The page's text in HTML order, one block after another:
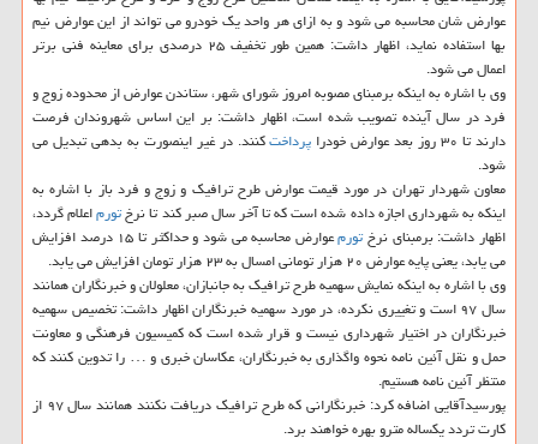
عوارض شان محاسبه می شود و به ازای هر واحد یك خودرو می تواند از این عوارض نیم
بها استفاده نماید، اظهار داشت: همین طور تخفیف ۲۵ درصدی برای معاینه فنی برتر
اعمال می شود.
وی با اشاره به اینكه برمبنای مصوبه امروز شورای شهر، ستاندن عوارض از محدوده زوج و
فرد در سال آینده تصویب شده است، اظهار داشت: بر این اساس شهروندان فرصت
دارند تا ۳۰ روز بعد عوارض خودرا
پرداختكنند. در غیر اینصورت به بدهی تبدیل می
شود.
معاون شهردار تهران در مورد قیمت عوارض طرح ترافیك و زوج و فرد باز با اشاره به
اینكه به شهرداری اجازه داده شده است كه تا آخر سال صبر كند تا نرختورماعلام گردد،
اظهار داشت: برمبنای نرختورم
عوارض محاسبه می شود و حداكثر تا ۱۵ درصد افزایش
می یابد، یعنی پایه عوارض ۲۰ هزار تومانی امسال به ۲۳ هزار تومان افزایش می یابد.
وی با اشاره به اینكه نمایش سهمیه طرح ترافیك به جانبازان، معلولان و خبرنگاران همانند
سال ۹۷ است و تغییری نكرده، در مورد سهمیه خبرنگاران اظهار داشت: تخصیص سهمیه
خبرنگاران در اختیار شهرداری نیست و قرار شده است كه كمیسیون فرهنگی و معاونت
حمل و نقل آئین نامه نحوه واگذاری به خبرنگاران، عكاسان خبری و … را تدوین كنند كه
منتظر آئین نامه هستیم.
پورسیدآقایی اضافه كرد: خبرنگارانی كه طرح ترافیك دریافت نكنند همانند سال ۹۷ از
كارت تردد یكساله مترو بهره خواهند برد.